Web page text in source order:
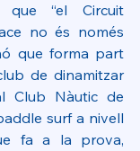
que “el Circuit
no és només
que forma part
de dinamitzar
Club Nàutic de
surf a nivell
fa a la prova,